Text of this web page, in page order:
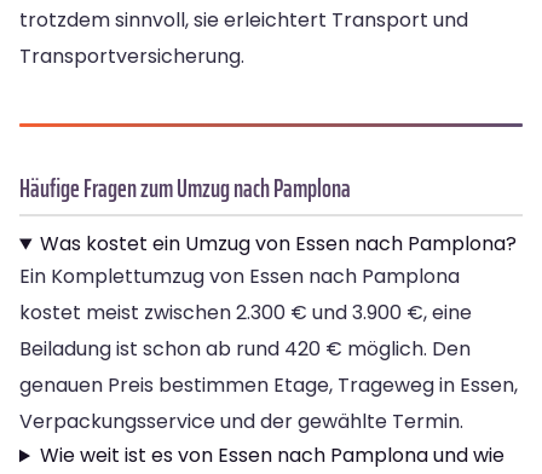
trotzdem sinnvoll, sie erleichtert Transport und
Transportversicherung.
Häufige Fragen zum Umzug nach Pamplona
Was kostet ein Umzug von Essen nach Pamplona?
Ein Komplettumzug von Essen nach Pamplona
kostet meist zwischen 2.300 € und 3.900 €, eine
Beiladung ist schon ab rund 420 € möglich. Den
genauen Preis bestimmen Etage, Trageweg in Essen,
Verpackungsservice und der gewählte Termin.
Wie weit ist es von Essen nach Pamplona und wie